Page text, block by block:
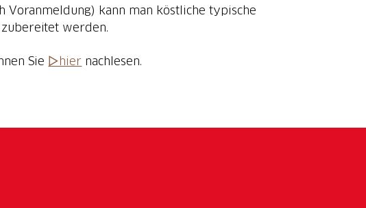
Voranmeldung) kann man köstliche typische
werden.
Sie ▷hier nachlesen.